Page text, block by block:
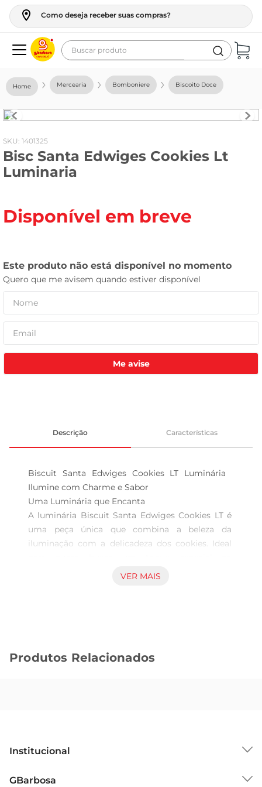
Como deseja receber suas compras?
Buscar produto
Mercearia Bomboniere Biscoito Doce
: 1401325
Bisc Santa Edwiges Cookies Lt
Luminaria
Disponível em breve
Me avise
Descrição Características
Biscuit Santa Edwiges Cookies LT Luminária
Ilumine com Charme e Sabor
Uma Luminária que Encanta
A luminária Biscuit Santa Edwiges Cookies LT é
uma peça única que combina a beleza da
iluminação com a delicadeza dos cookies. Ideal
decoração, ela traz um ar aconchegante e
Com um designque remete aos tradicionais
e criativo. Seu formato inovador é ideal para
simplesmente para dar um novo ar ao seu lar.
VER MAIS
Produtos Relacionados
Institucional
GBarbosa
geladeira
fogao
café
cerveja
leite
celular